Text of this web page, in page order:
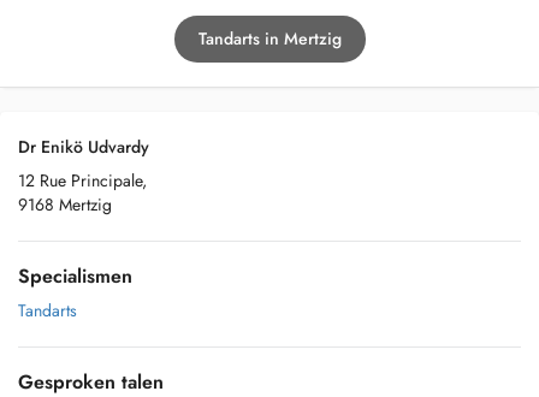
Tandarts in Mertzig
Dr Enikö Udvardy
12 Rue Principale,
9168 Mertzig
Specialismen
Tandarts
Gesproken talen